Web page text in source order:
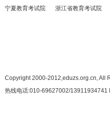
宁夏教育考试院 浙江省教育考试院
Copyright 2000-2012,eduzs.org.cn, All
热线电话:010-69627002/